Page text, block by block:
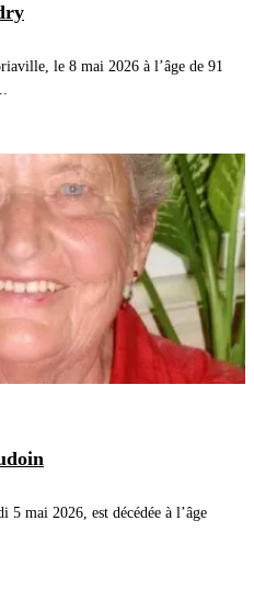
le 8 mai 2026 à l’âge de 91
mai 2026, est décédée à l’âge